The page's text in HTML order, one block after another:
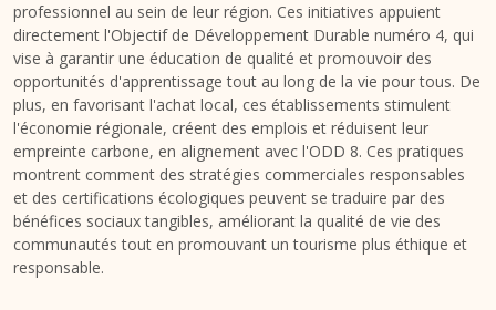
professionnel au sein de leur région. Ces initiatives appuient
directement l'Objectif de Développement Durable numéro 4, qui
vise à garantir une éducation de qualité et promouvoir des
opportunités d'apprentissage tout au long de la vie pour tous. De
plus, en favorisant l'achat local, ces établissements stimulent
l'économie régionale, créent des emplois et réduisent leur
empreinte carbone, en alignement avec l'ODD 8. Ces pratiques
montrent comment des stratégies commerciales responsables
et des certifications écologiques peuvent se traduire par des
bénéfices sociaux tangibles, améliorant la qualité de vie des
communautés tout en promouvant un tourisme plus éthique et
responsable.